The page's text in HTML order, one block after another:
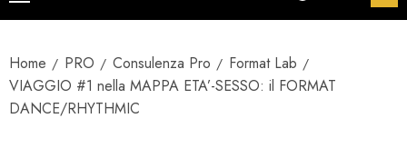
principale
Home PRO Consulenza Pro
Format Lab
VIAGGIO #1 nella MAPPA ETA’-SESSO: il FORMAT
DANCE/RHYTHMIC